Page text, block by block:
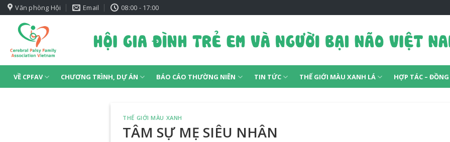
Skip
to
content
Văn phòng Hội Email 08:00 - 17:00
VỀ CPFAV CHƯƠNG TRÌNH, DỰ ÁN BÁO CÁO THƯỜNG NIÊN TIN TỨC THẾ GIỚI MÀU XANH LÁ HỢP TÁC –
THẾ GIỚI MÀU XANH
TÂM SỰ MẸ SIÊU NHÂN